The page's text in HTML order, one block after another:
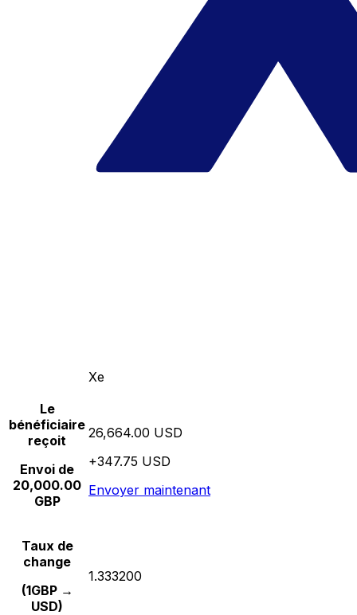
Xe
Le
bénéficiaire
reçoit
Envoi de
20,000.00
GBP
26,664.00 USD
+347.75 USD
Envoyer maintenant
Taux de
change
(1GBP →
USD)
1.333200